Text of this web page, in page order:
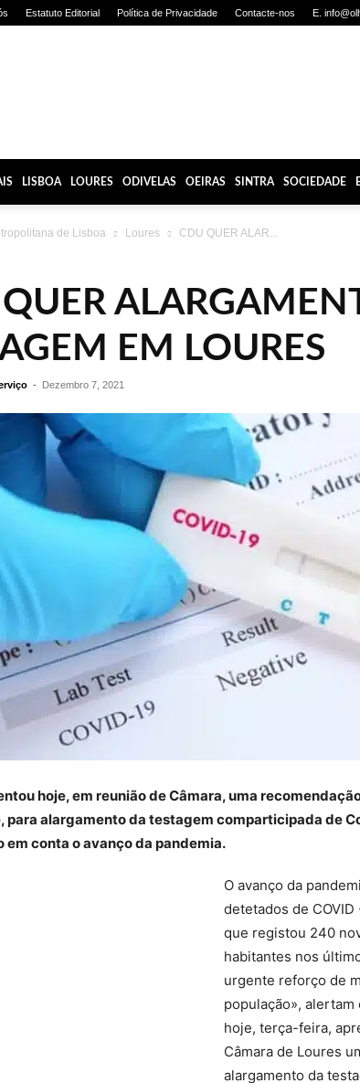
Estatuto Editorial Política de Privacidade Contacte-nos E.
LISBOA LOURES ODIVELAS OEIRAS SINTRA SOCIEDADE
de Lisboa Loures CDU QUER ALAR...
EM LOURES
- Dezembro 7, 2021
hoje, em reunião de Câmara, uma
para alargamento da testagem comparticipada de
em conta o avanço da pandemia.
O avanço da
detetados de
que registou 240
habitantes nos
urgente reforço de
população»,
hoje, terça-feira,
Câmara de Loures
alargamento da